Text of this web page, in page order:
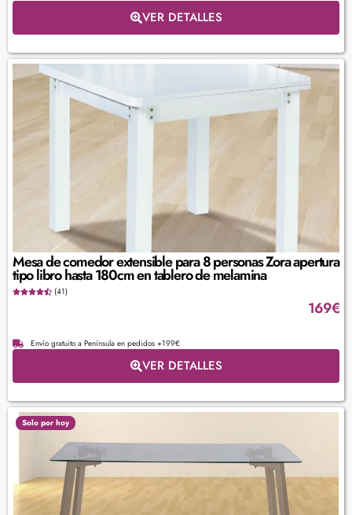
VER DETALLES
Mesa de comedor extensible para 8 personas Zora apertura
tipo libro hasta 180cm en tablero de melamina
(41)
169€
Envío gratuito a Península en pedidos +199€
VER DETALLES
Solo por hoy